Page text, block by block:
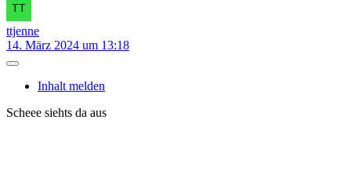
ttjenne
14. März 2024 um 13:18
Inhalt melden
Scheee siehts da aus